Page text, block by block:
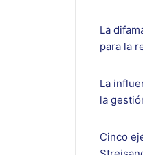
La
para la
La
la
Cinco